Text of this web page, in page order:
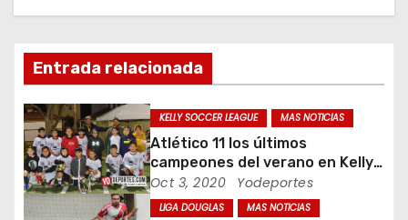
i
ó
n
d
Entrada relacionada
KELLY SOCCER LEAGUE MAS NOTICIAS
Atlético 11 los últimos
campeones del verano en Kelly
Soccer League
Oct 3, 2020 Yodeportes
LIGA DOUGLAS MAS NOTICIAS